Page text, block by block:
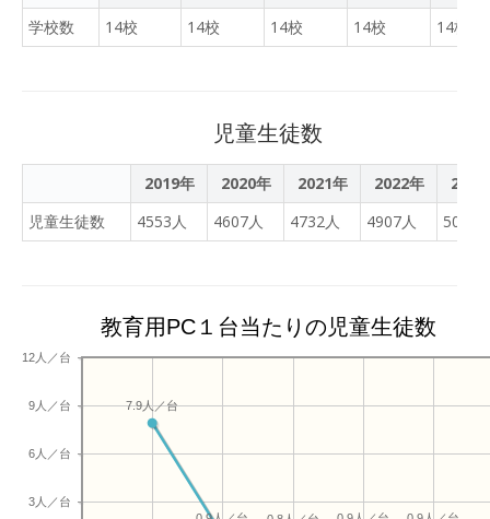
学校数
14校 14校 14校 14校 14校
児童生徒数
2019年 2020年 2021年 2022年
2023
児童生徒数
4553人 4607人 4732人 4907人 5045
教育用PC１台当たりの児童生徒数
3人／台
6人／台
9人／台
12人／台
7.9人／台